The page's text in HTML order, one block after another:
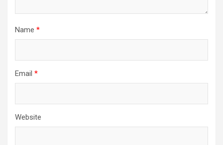
Name *
Email *
Website